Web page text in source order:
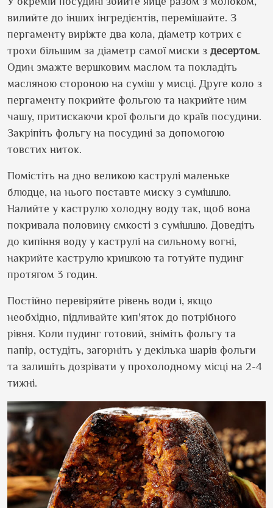
вилийте до інших інгредієнтів, перемішайте. З
пергаменту виріжте два кола, діаметр котрих є
трохи більшим за діаметр самої миски з десертом.
Один змажте вершковим маслом та покладіть
масляною стороною на суміш у мисці. Друге коло з
пергаменту покрийте фольгою та накрийте ним
чашу, притискаючи крої фольги до країв посудини.
Закріпіть фольгу на посудині за допомогою
товстих ниток.
Помістіть на дно великою каструлі маленьке
блюдце, на нього поставте миску з сумішшю.
Налийте у каструлю холодну воду так, щоб вона
покривала половину ємкості з сумішшю. Доведіть
до кипіння воду у каструлі на сильному вогні,
накрийте каструлю кришкою та готуйте пудинг
протягом 3 годин.
Постійно перевіряйте рівень води і, якщо
необхідно, підливайте кип'яток до потрібного
рівня. Коли пудинг готовий, зніміть фольгу та
папір, остудіть, загорніть у декілька шарів фольги
та залишіть дозрівати у прохолодному місці на 2-4
тижні.